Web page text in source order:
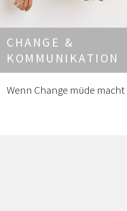
CHANGE &
KOMMUNIKATION
Wenn Change müde macht